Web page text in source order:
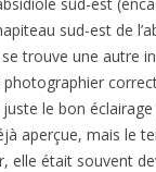
sud-est de
trouve une autre
photographier
le bon éclairage
aperçue, mais le
elle était souvent